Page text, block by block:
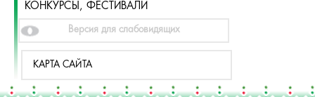
КОНКУРСЫ, ФЕСТИВАЛИ
Версия для слабовидящих
КАРТА САЙТА